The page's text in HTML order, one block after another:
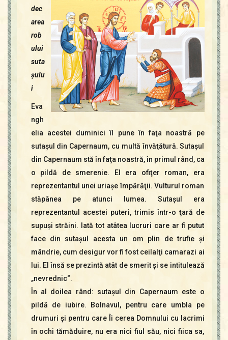
dec
area
rob
ului
suta
şulu
i
Eva
ngh
elia acestei duminici îl pune în faţa noastră pe
sutaşul din Capernaum, cu multă învăţătură. Sutaşul
din Capernaum stă în faţa noastră, în primul rând, ca
o pildă de smerenie. El era ofiţer roman, era
reprezentantul unei uriaşe împărăţii. Vulturul roman
stăpânea pe atunci lumea. Sutaşul era
reprezentantul acestei puteri, trimis într-o ţară de
supuşi străini. Iată tot atâtea lucruri care ar fi putut
face din sutaşul acesta un om plin de trufie şi
mândrie, cum desigur vor fi fost ceilalţi camarazi ai
lui. El însă se prezintă atât de smerit şi se intitulează
„nevrednic“.
În al doilea rând: sutaşul din Capernaum este o
pildă de iubire. Bolnavul, pentru care umbla pe
drumuri şi pentru care Îi cerea Domnului cu lacrimi
în ochi tămăduire, nu era nici fiul său, nici fiica sa,